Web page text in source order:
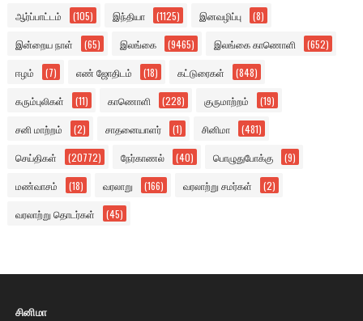
ஆர்ப்பாட்டம் (105) இந்தியா (1125) இனவழிப்பு (8)
இன்றைய நாள் (65) இலங்கை (9465) இலங்கை காணொளி (652)
ஈழம் (7) எண் ஜோதிடம் (18) கட்டுரைகள் (848)
கரும்புலிகள் (11) காணொளி (228) குருமாற்றம் (19)
சனி மாற்றம் (2) சாதனையாளர் (1) சினிமா (481)
செய்திகள் (20772) நேர்காணல் (40) பொழுதுபோக்கு (9)
மண்வாசம் (18) வரலாறு (166) வரலாற்று சமர்கள் (2)
வரலாற்று தொடர்கள் (45)
சினிமா